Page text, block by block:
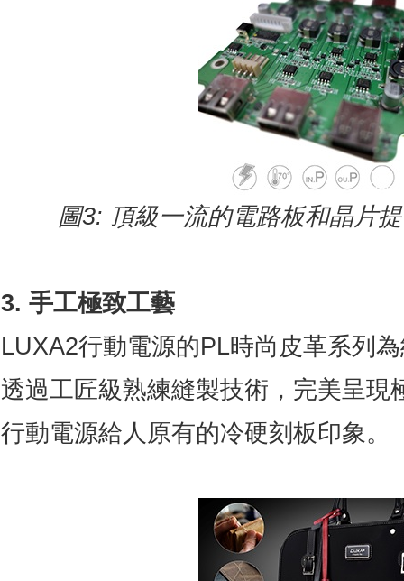
圖3: 頂級一流的電路板和晶片
3. 手工極致工藝
LUXA2行動電源的PL時尚皮革系列
透過工匠級熟練縫製技術，完美呈現
行動電源給人原有的冷硬刻板印象。